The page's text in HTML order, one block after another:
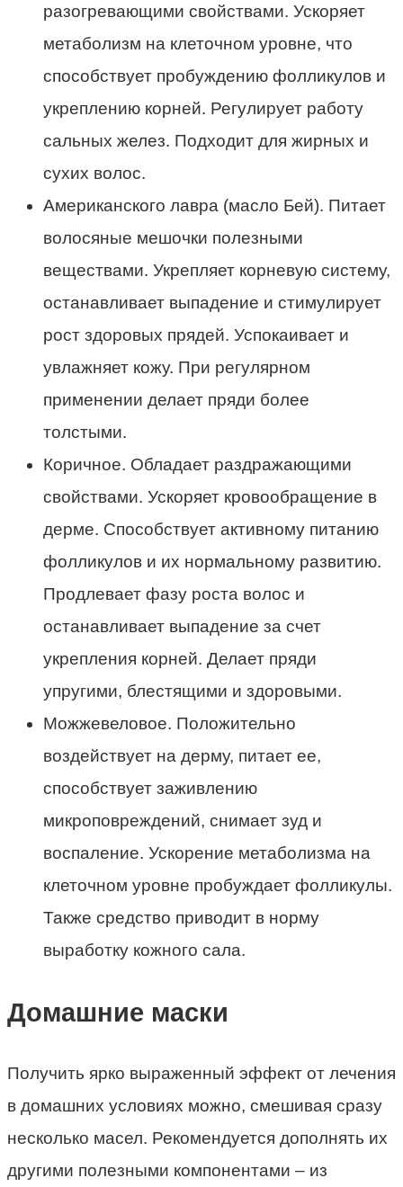
разогревающими свойствами. Ускоряет
метаболизм на клеточном уровне, что
способствует пробуждению фолликулов и
укреплению корней. Регулирует работу
сальных желез. Подходит для жирных и
сухих волос.
Американского лавра (масло Бей). Питает
волосяные мешочки полезными
веществами. Укрепляет корневую систему,
останавливает выпадение и стимулирует
рост здоровых прядей. Успокаивает и
увлажняет кожу. При регулярном
применении делает пряди более
толстыми.
Коричное. Обладает раздражающими
свойствами. Ускоряет кровообращение в
дерме. Способствует активному питанию
фолликулов и их нормальному развитию.
Продлевает фазу роста волос и
останавливает выпадение за счет
укрепления корней. Делает пряди
упругими, блестящими и здоровыми.
Можжевеловое. Положительно
воздействует на дерму, питает ее,
способствует заживлению
микроповреждений, снимает зуд и
воспаление. Ускорение метаболизма на
клеточном уровне пробуждает фолликулы.
Также средство приводит в норму
выработку кожного сала.
Домашние маски
Получить ярко выраженный эффект от лечения
в домашних условиях можно, смешивая сразу
несколько масел. Рекомендуется дополнять их
другими полезными компонентами – из